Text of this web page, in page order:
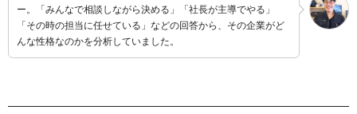
ー。「みんなで相談しながら決める」「社長が主導でやる」
「その時の担当に任せている」などの回答から、その企業がど
んな性格なのかを分析していました。